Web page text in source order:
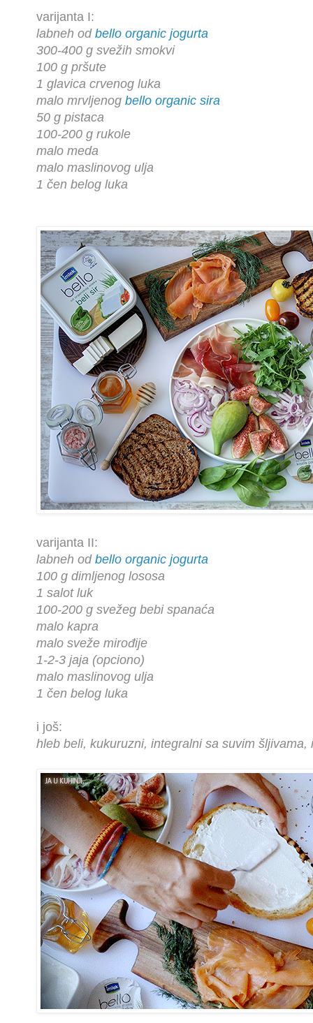
varijanta I:
labneh od bello organic jogurta
300-400 g svežih smokvi
100 g pršute
1 glavica crvenog luka
malo mrvljenog bello organic sira
50 g pistaca
100-200 g rukole
malo meda
malo maslinovog ulja
1 čen belog luka
varijanta II:
labneh od bello organic jogurta
100 g dimljenog lososa
1 salot luk
100-200 g svežeg bebi spanaća
malo kapra
malo sveže mirođije
1-2-3 jaja (opciono)
malo maslinovog ulja
1 čen belog luka
i još:
hleb beli, kukuruzni, integralni sa suvim šljivama,